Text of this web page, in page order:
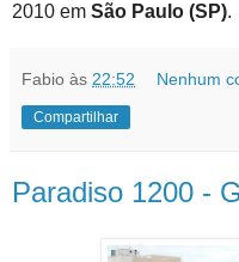
2010 em São Paulo (SP).
Fabio às 22:52 Nenhum
Compartilhar
Paradiso 1200 -